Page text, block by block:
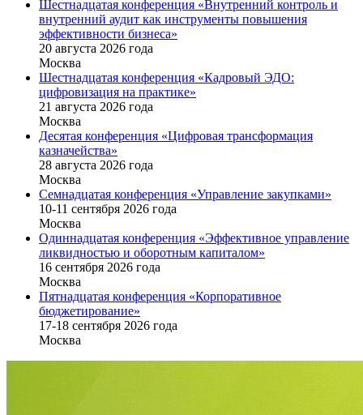
Шестнадцатая конференция «Внутренний контроль и
внутренний аудит как инструменты повышения
эффективности бизнеса»
20 августа 2026 года
Москва
Шестнадцатая конференция «Кадровый ЭДО:
цифровизация на практике»
21 августа 2026 года
Москва
Десятая конференция «Цифровая трансформация
казначейства»
28 августа 2026 года
Москва
Семнадцатая конференция «Управление закупками»
10-11 сентября 2026 года
Москва
Одиннадцатая конференция «Эффективное управление
ликвидностью и оборотным капиталом»
16 cентября 2026 года
Москва
Пятнадцатая конференция «Корпоративное
бюджетирование»
17-18 сентября 2026 года
Москва